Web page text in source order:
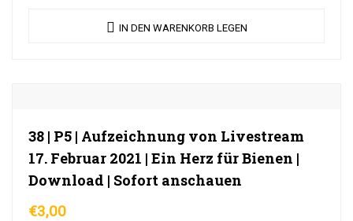
IN DEN WARENKORB LEGEN
38 | P5 | Aufzeichnung von Livestream
17. Februar 2021 | Ein Herz für Bienen |
Download | Sofort anschauen
€3,00